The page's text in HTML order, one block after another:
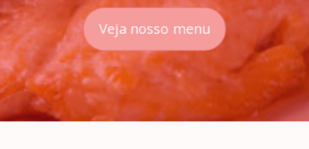
Veja nosso menu